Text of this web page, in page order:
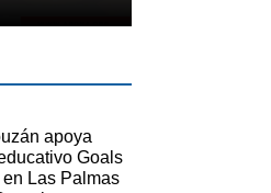
apoya
Goals
en Las Palmas